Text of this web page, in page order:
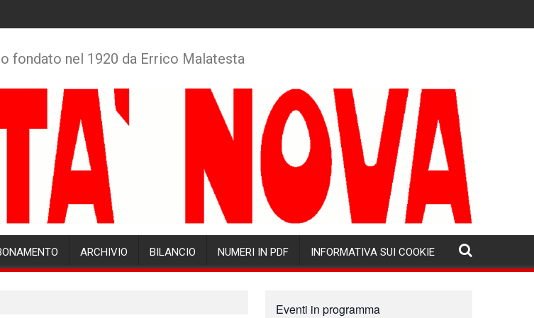
fondato nel 1920 da Errico Malatesta
ARCHIVIO BILANCIO NUMERI IN PDF INFORMATIVA SUI COOKIE
Eventi in programma